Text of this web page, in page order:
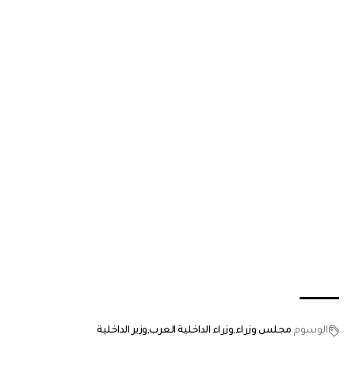
الوسوم مجلس وزراءوزراء الداخلية العرب وزير الداخلية